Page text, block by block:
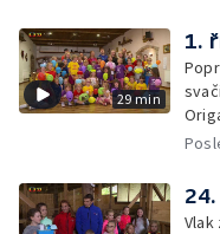
29 min
1.